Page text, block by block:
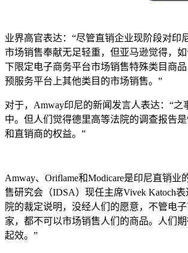
业界高官表达：“尽管直销企业现阶段对印
市场销售奉献无足轻重，但亚马逊觉得，
下限定电子商务平台市场销售特殊类目商
预服务平台上其他类目的市场销售。”
对于，Amway印尼的新闻发言人表达：“之
中。但人们觉得德里高等法院的调查报告
和直销商的权益。”
Amway、Oriflame和Modicare是印尼直销业
售研究会（IDSA）现任主席Vivek Katoch
院的裁定说明，没经人们的愿意，不管电
家，都不可以市场销售人们的商品。人们
起效。”